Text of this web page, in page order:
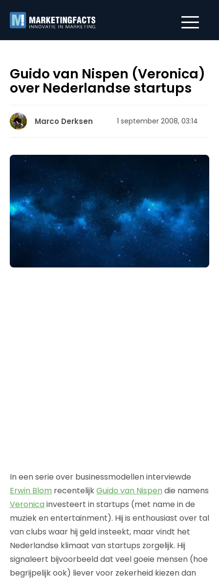
Guido van Nispen (Veronica)
over Nederlandse startups
Marco Derksen 1 september 2008, 03:14
In een serie over businessmodellen interviewde
Erwin Blom recentelijkGuido van Nispen die namens
Veronica investeert in startups (met name in de
muziek en entertainment). Hij is enthousiast over tal
van clubs waar hij geld insteekt, maar vindt het
Nederlandse klimaat van startups zorgelijk. Hij
signaleert bijvoorbeeld dat veel goeie mensen (hoe
begrijpelijk ook) liever voor zekerheid kiezen dan